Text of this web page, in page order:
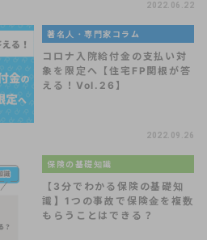
2022.06.22
著名人・専門家コラム
コロナ入院給付金の支払い対
象を限定へ【住宅FP関根が答
える！Vol.26】
2022.09.26
保険の基礎知識
【3分でわかる保険の基礎知
識】1つの事故で保険金を複数
もらうことはできる？